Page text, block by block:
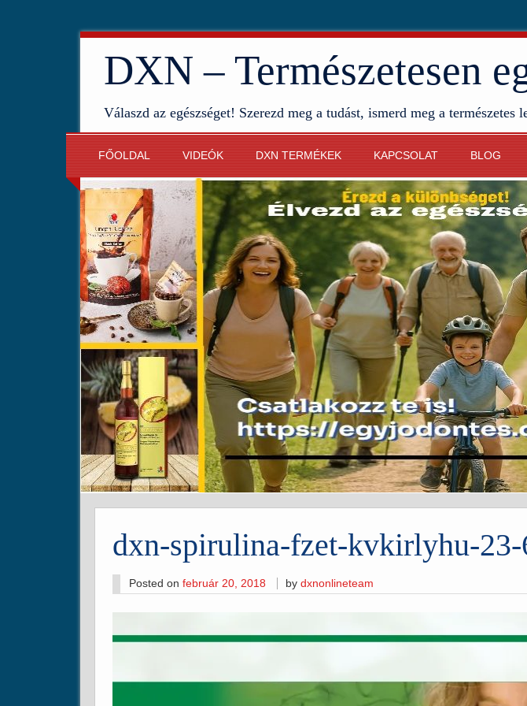
DXN – Természetesen
Válaszd az egészséget! Szerezd meg a tudást, ismerd meg a természetes
FŐOLDAL VIDEÓK DXN TERMÉKEK KAPCSOLAT BLOG
dxn-spirulina-fzet-kvkirlyhu-23-
Posted on február 20, 2018 bydxnonlineteam